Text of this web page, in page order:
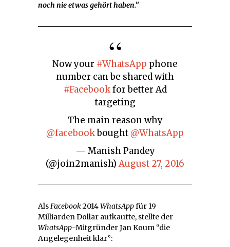
noch nie etwas gehört haben.”
Now your #WhatsApp phone
number can be shared with
#Facebookfor better Ad
targeting
The main reason why
@facebookbought@WhatsApp
— Manish Pandey
(@join2manish) August 27, 2016
AlsFacebook2014WhatsAppfür 19
Milliarden Dollar aufkaufte, stellte der
WhatsApp-Mitgründer Jan Koum “die
Angelegenheit klar”: